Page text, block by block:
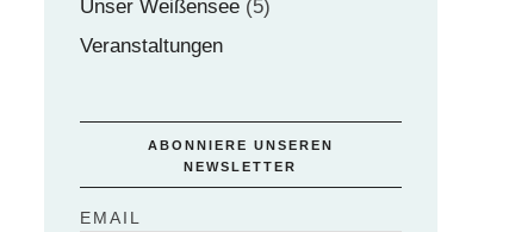
Unser Weißensee(5)
Veranstaltungen
ABONNIERE UNSEREN
NEWSLETTER
EMAIL